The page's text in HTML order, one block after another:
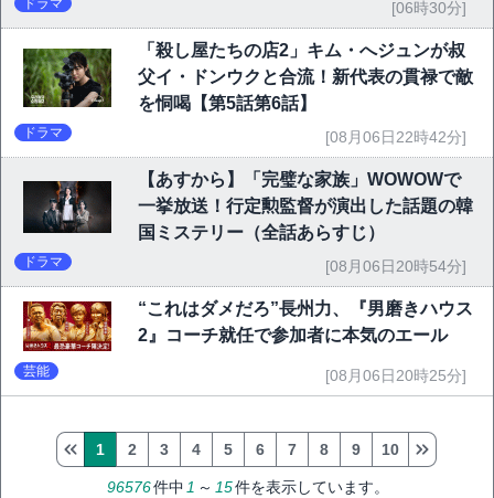
ドラマ [06時30分]
「殺し屋たちの店2」キム・へジュンが叔
父イ・ドンウクと合流！新代表の貫禄で敵
を恫喝【第5話第6話】
ドラマ [08月06日22時42分]
【あすから】「完璧な家族」WOWOWで
一挙放送！行定勲監督が演出した話題の韓
国ミステリー（全話あらすじ）
ドラマ [08月06日20時54分]
“これはダメだろ”長州力、『男磨きハウス
2』コーチ就任で参加者に本気のエール
芸能 [08月06日20時25分]
96576件中 1 ～ 15件を表示しています。
1 2 3 4 5 6 7 8 9 10